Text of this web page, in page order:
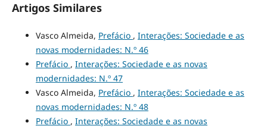
Artigos Similares
Vasco Almeida, Prefácio , Interações: Sociedade e as
novas modernidades: N.º 46
Prefácio , Interações: Sociedade e as novas
modernidades: N.º 47
Vasco Almeida, Prefácio , Interações: Sociedade e as
novas modernidades: N.º 48
Prefácio , Interações: Sociedade e as novas